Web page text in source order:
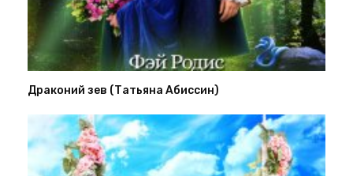
Драконий зев (Татьяна Абиссин)